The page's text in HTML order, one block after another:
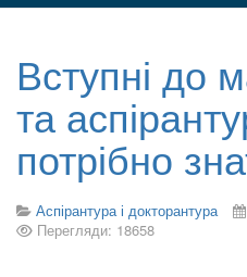
Вступні до
та
потрібно
Аспірантура і докторантура
Перегляди: 18658